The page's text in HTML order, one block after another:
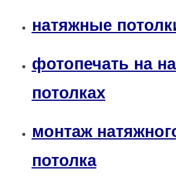
натяжные
фотопечать на
потолках
монтаж
потолка